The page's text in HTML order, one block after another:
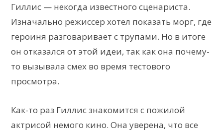
Гиллис — некогда известного сценариста.
Изначально режиссер хотел показать морг, где
героиня разговаривает с трупами. Но в итоге
он отказался от этой идеи, так как она почему-
то вызывала смех во время тестового
просмотра.
Как-то раз Гиллис знакомится с пожилой
актрисой немого кино. Она уверена, что все